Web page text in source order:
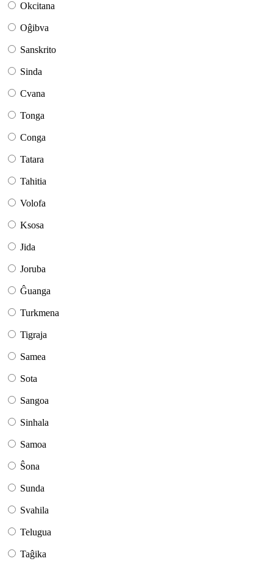
Okcitana
Oĝibva
Sanskrito
Sinda
Cvana
Tonga
Conga
Tatara
Tahitia
Volofa
Ksosa
Jida
Joruba
Ĝuanga
Turkmena
Tigraja
Samea
Sota
Sangoa
Sinhala
Samoa
Ŝona
Sunda
Svahila
Telugua
Taĝika